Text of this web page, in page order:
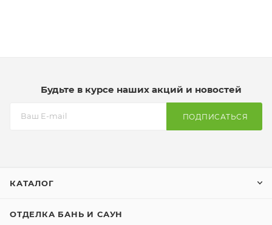
Будьте в курсе наших акций и новостей
ПОДПИСАТЬСЯ
КАТАЛОГ
ОТДЕЛКА БАНЬ И САУН